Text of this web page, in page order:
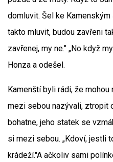
domluvit. Šel ke
takto mluvit, budou zavřeni
zavřenej, my ne." „No když
Honza a odešel.
Kamenští byli rádi, že mohou
mezi sebou nazývali, ztropit
bohatne, jeho statek se
si mezi sebou. „Kdoví, jestli
krádeží."A ačkoliv sami